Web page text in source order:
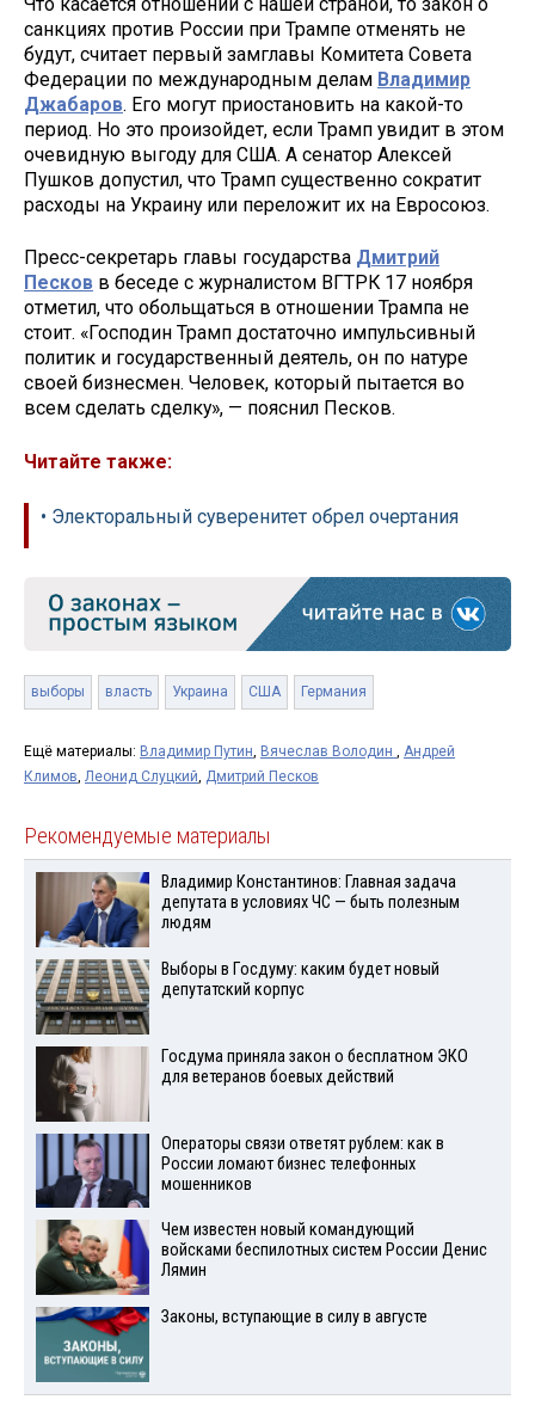
санкциях против России при Трампе отменять не
будут, считает первый замглавы Комитета Совета
Федерации по международным делам Владимир
Джабаров. Его могут приостановить на какой-то
период. Но это произойдет, если Трамп увидит в этом
очевидную выгоду для США. А сенатор Алексей
Пушков допустил, что Трамп существенно сократит
расходы на Украину или переложит их на Евросоюз.
Пресс-секретарь главы государства Дмитрий
Песков в беседе с журналистом ВГТРК 17 ноября
отметил, что обольщаться в отношении Трампа не
стоит. «Господин Трамп достаточно импульсивный
политик и государственный деятель, он по натуре
своей бизнесмен. Человек, который пытается во
всем сделать сделку», — пояснил Песков.
Читайте также:
• Электоральный суверенитет обрел очертания
выборы власть Украина США Германия
Ещё материалы: Владимир Путин, Вячеслав Володин , Андрей
Климов, Леонид Слуцкий, Дмитрий Песков
Рекомендуемые материалы
Владимир Константинов: Главная задача
депутата в условиях ЧС — быть полезным
людям
Выборы в Госдуму: каким будет новый
депутатский корпус
Госдума приняла закон о бесплатном ЭКО
для ветеранов боевых действий
Операторы связи ответят рублем: как в
России ломают бизнес телефонных
мошенников
Чем известен новый командующий
войсками беспилотных систем России Денис
Лямин
Законы, вступающие в силу в августе